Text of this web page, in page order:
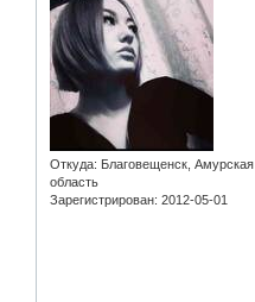
Откуда: Благовещенск, Амурская
область
Зарегистрирован: 2012-05-01